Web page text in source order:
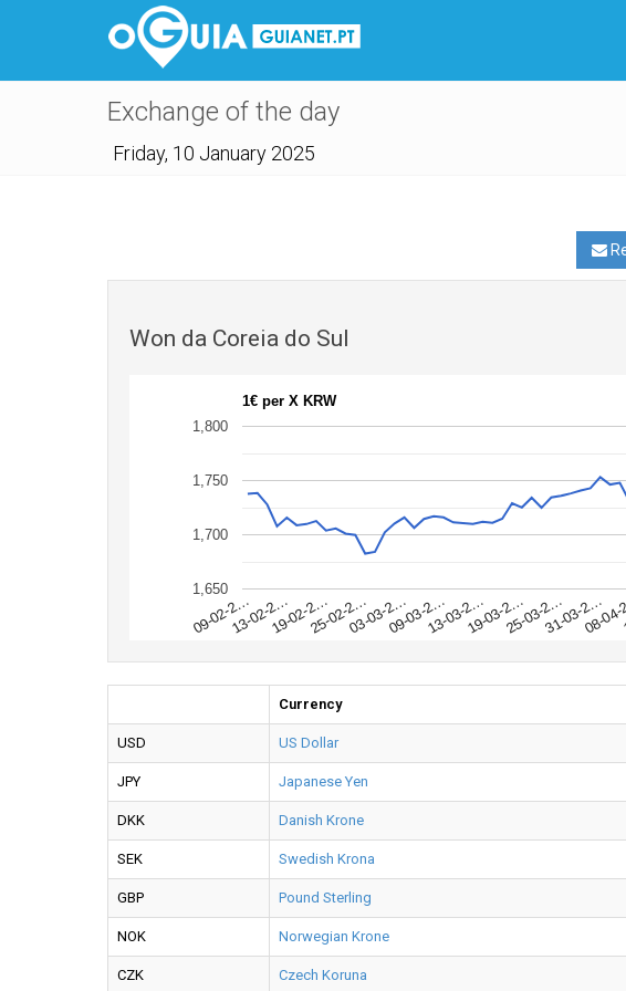
Exchange of the day
Friday, 10 January 2025
Won da Coreia do Sul
1€ per X KRW
09-02-2…13-02-2…19-02-2…25-02-2…03-03-2…09-03-2…13-03-2…19-03-2…25-03-2…31-03-2…
08-
1,650
1,700
1,750
1,800
Currency
USD US Dollar
JPY Japanese Yen
DKK Danish Krone
SEK Swedish Krona
GBP Pound Sterling
NOK Norwegian Krone
CZK Czech Koruna